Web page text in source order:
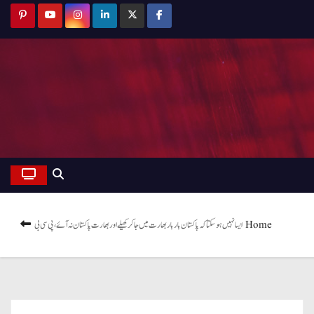
Homeایسا نہیں ہوسکتا کہ پاکستان بار بار بھارت میں جاکر کھیلے اور بھارت پاکستان نہ آئے، پی سی بی